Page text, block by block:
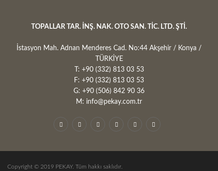
TOPALLAR TAR. İNŞ. NAK. OTO SAN. TİC. LTD. ŞTİ.
İstasyon Mah. Adnan Menderes Cad. No:44 Akşehir / Konya /
TÜRKİYE
T: +90 (332) 813 03 53
F: +90 (332) 813 03 53
G: +90 (506) 842 90 36
M: info@pekay.com.tr
Copyright © 2019 PEKAY. Tüm hakkı saklıdır.